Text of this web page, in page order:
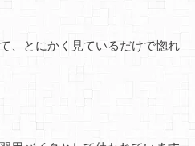
、とにかく見ているだけで惚れ